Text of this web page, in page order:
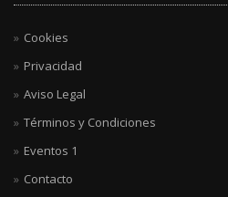
Cookies
Privacidad
Aviso Legal
Términos y Condiciones
Eventos 1
Contacto